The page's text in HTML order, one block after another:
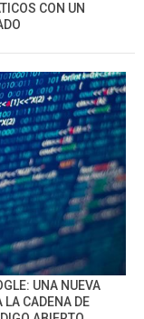
CON UN
UNA NUEVA
LA CADENA DE